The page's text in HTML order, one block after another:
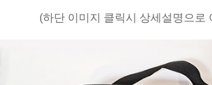
(하단 이미지 클릭시 상세설명으로